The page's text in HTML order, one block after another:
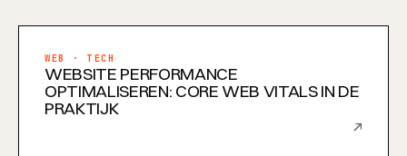
WEB · TECH
WEBSITE PERFORMANCE
OPTIMALISEREN: CORE WEB VITALS IN DE
PRAKTIJK
↗